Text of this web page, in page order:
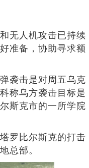
无人机攻击已持续
准备，协助寻求额
袭击是对周五乌克
称乌方袭击目标是
斯克市的一所学院
罗比尔斯克的打击
总部。